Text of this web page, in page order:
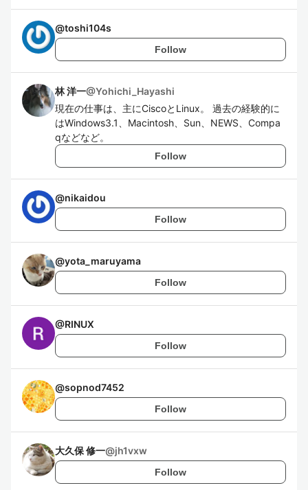
@toshi104s
Follow
林 洋一@Yohichi_Hayashi
現在の仕事は、主にCiscoとLinux。 過去の経験的に
はWindows3.1、Macintosh、Sun、NEWS、Compa
qなどなど。
Follow
@nikaidou
Follow
@yota_maruyama
Follow
@RINUX
Follow
@sopnod7452
Follow
大久保 修一@jh1vxw
Follow